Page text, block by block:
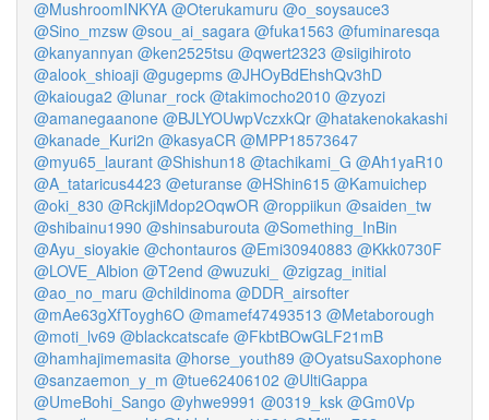
@MushroomINKYA @Oterukamuru @o_soysauce3
@Sino_mzsw @sou_ai_sagara @fuka1563 @fuminaresqa
@kanyannyan @ken2525tsu @qwert2323 @siigihiroto
@alook_shioaji @gugepms @JHOyBdEhshQv3hD
@kaiouga2 @lunar_rock @takimocho2010 @zyozi
@amanegaanone @BJLYOUwpVczxkQr @hatakenokakashi
@kanade_Kuri2n @kasyaCR @MPP18573647
@myu65_laurant @Shishun18 @tachikami_G @Ah1yaR10
@A_tataricus4423 @eturanse @HShin615 @Kamuichep
@oki_830 @RckjiMdop2OqwOR @roppiikun @saiden_tw
@shibainu1990 @shinsaburouta @Something_InBin
@Ayu_sioyakie @chontauros @Emi30940883 @Kkk0730F
@LOVE_Albion @T2end @wuzuki_ @zigzag_initial
@ao_no_maru @childinoma @DDR_airsofter
@mAe63gXfToygh6O @mamef47493513 @Metaborough
@moti_lv69 @blackcatscafe @FkbtBOwGLF21mB
@hamhajimemasita @horse_youth89 @OyatsuSaxophone
@sanzaemon_y_m @tue62406102 @UltiGappa
@UmeBohi_Sango @yhwe9991 @0319_ksk @Gm0Vp